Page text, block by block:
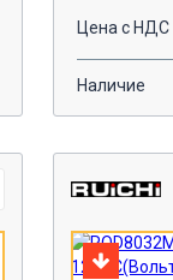
Цена с НДС
Наличие